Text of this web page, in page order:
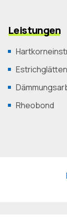
Leistungen
Estrichglätten
Rheobond